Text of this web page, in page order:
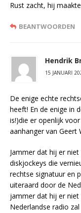
Rust zacht, hij
BEANTWOORDEN
Hendrik
15 JANUARI
De enige echte
heeft! En de enige in
is!)die er openlijk
aanhanger van Geert
Jammer dat hij er
diskjockeys die
rechtse signatuur en
uiteraard door de
jammer dat hij er
Nederlandse radio